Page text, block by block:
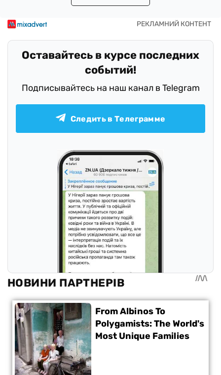
Оставайтесь в курсе последних
событий!
Подписывайтесь на наш канал в Telegram
Следить в Телеграмме